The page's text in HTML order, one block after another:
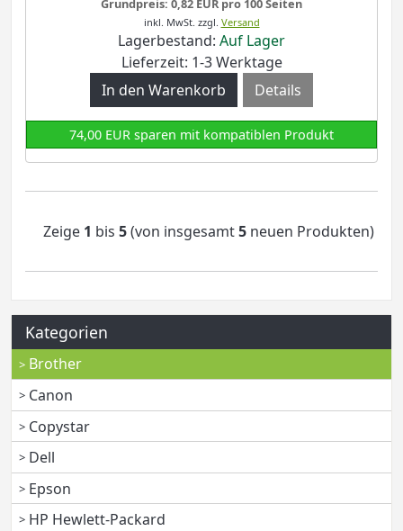
inkl. MwSt. zzgl. Versand
Lagerbestand: Auf Lager
Lieferzeit: 1-3 Werktage
Details
74,00 EUR sparen mit kompatiblen Produkt
Zeige 1 bis 5(von insgesamt5 neuen Produkten)
Kategorien
Brother
Canon
Copystar
Dell
Epson
HP Hewlett-Packard